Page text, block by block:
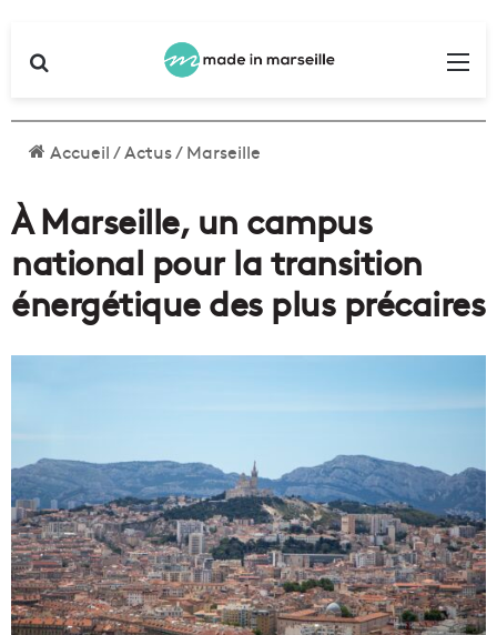
Accueil/Actus/Marseille
À Marseille, un campus
national pour la transition
énergétique des plus précaires